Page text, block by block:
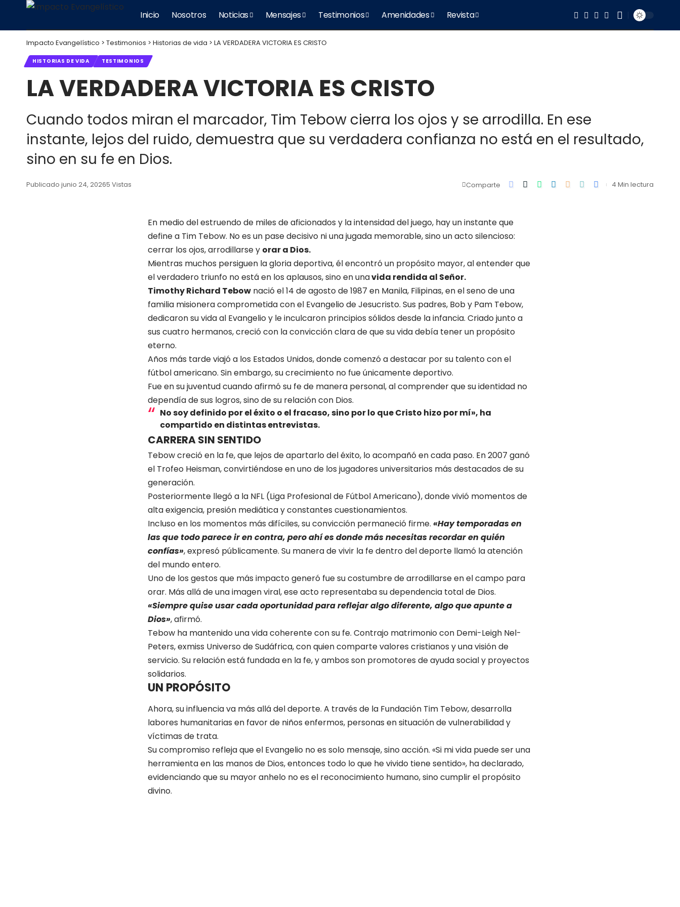
Inicio Nosotros Noticias Mensajes Testimonios Amenidades Revista
Impacto Evangelístico > Testimonios > Historias de vida > LA VERDADERA VICTORIA ES CRISTO
HISTORIAS DE VIDA TESTIMONIOS
LA VERDADERA VICTORIA ES CRISTO
Cuando todos miran el marcador, Tim Tebow cierra los ojos y se arrodilla. En ese
instante, lejos del ruido, demuestra que su verdadera confianza no está en el resultado,
sino en su fe en Dios.
Publicado junio 24, 20265 Vistas Comparte 4 Min lectura
En medio del estruendo de miles de aficionados y la intensidad del juego, hay un instante que
define a Tim Tebow. No es un pase decisivo ni una jugada memorable, sino un acto silencioso:
cerrar los ojos, arrodillarse y orar a Dios.
Mientras muchos persiguen la gloria deportiva, él encontró un propósito mayor, al entender que
el verdadero triunfo no está en los aplausos, sino en unavida rendida al Señor.
Timothy Richard Tebow nació el 14 de agosto de 1987 en Manila, Filipinas, en el seno de una
familia misionera comprometida con el Evangelio de Jesucristo. Sus padres, Bob y Pam Tebow,
dedicaron su vida al Evangelio y le inculcaron principios sólidos desde la infancia. Criado junto a
sus cuatro hermanos, creció con la convicción clara de que su vida debía tener un propósito
eterno.
Años más tarde viajó a los Estados Unidos, donde comenzó a destacar por su talento con el
fútbol americano. Sin embargo, su crecimiento no fue únicamente deportivo.
Fue en su juventud cuando afirmó su fe de manera personal, al comprender que su identidad no
dependía de sus logros, sino de su relación con Dios.
No soy definido por el éxito o el fracaso, sino por lo que Cristo hizo por mí», ha
compartido en distintas entrevistas.
CARRERA SIN SENTIDO
Tebow creció en la fe, que lejos de apartarlo del éxito, lo acompañó en cada paso. En 2007 ganó
el Trofeo Heisman, convirtiéndose en uno de los jugadores universitarios más destacados de su
generación.
Posteriormente llegó a la NFL (Liga Profesional de Fútbol Americano), donde vivió momentos de
alta exigencia, presión mediática y constantes cuestionamientos.
Incluso en los momentos más difíciles, su convicción permaneció firme. «Hay temporadas en
las que todo parece ir en contra, pero ahí es donde más necesitas recordar en quién
confías», expresó públicamente. Su manera de vivir la fe dentro del deporte llamó la atención
del mundo entero.
Uno de los gestos que más impacto generó fue su costumbre de arrodillarse en el campo para
orar. Más allá de una imagen viral, ese acto representaba su dependencia total de Dios.
«Siempre quise usar cada oportunidad para reflejar algo diferente, algo que apunte a
Dios», afirmó.
Tebow ha mantenido una vida coherente con su fe. Contrajo matrimonio con Demi-Leigh Nel-
Peters, exmiss Universo de Sudáfrica, con quien comparte valores cristianos y una visión de
servicio. Su relación está fundada en la fe, y ambos son promotores de ayuda social y proyectos
solidarios.
UN PROPÓSITO
Ahora, su influencia va más allá del deporte. A través de la Fundación Tim Tebow, desarrolla
labores humanitarias en favor de niños enfermos, personas en situación de vulnerabilidad y
víctimas de trata.
Su compromiso refleja que el Evangelio no es solo mensaje, sino acción. «Si mi vida puede ser una
herramienta en las manos de Dios, entonces todo lo que he vivido tiene sentido», ha declarado,
evidenciando que su mayor anhelo no es el reconocimiento humano, sino cumplir el propósito
divino.